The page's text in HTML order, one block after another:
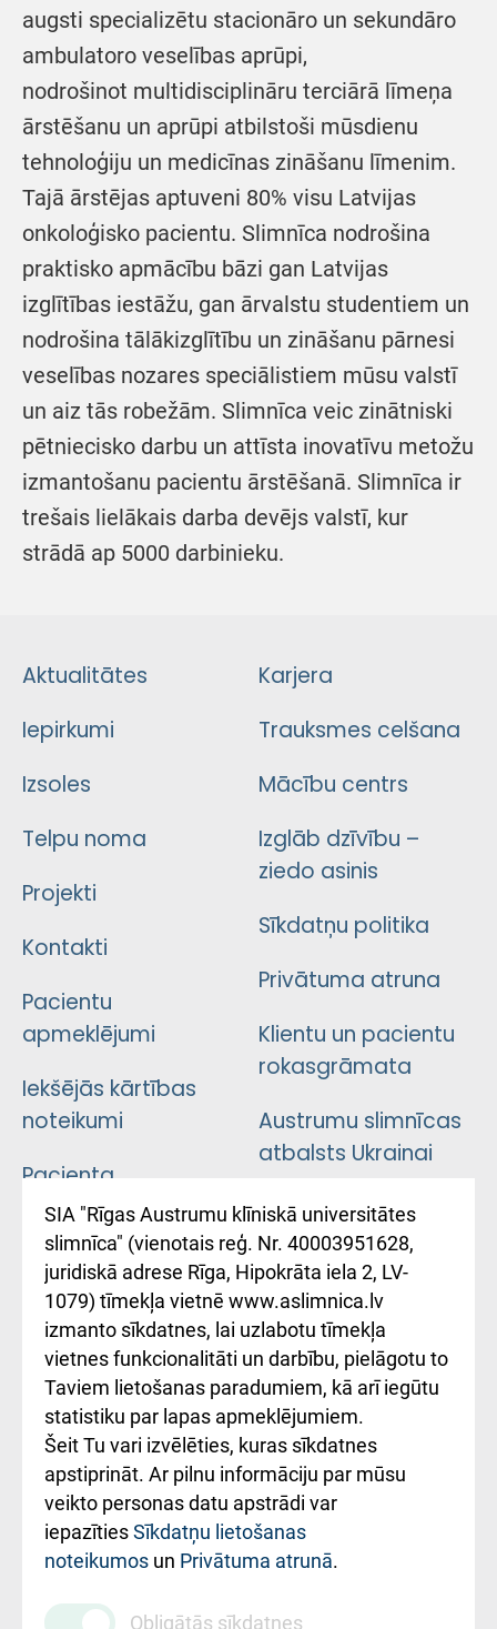
augsti specializētu stacionāro un sekundāro
ambulatoro veselības aprūpi,
nodrošinot multidisciplināru terciārā līmeņa
ārstēšanu un aprūpi atbilstoši mūsdienu
tehnoloģiju un medicīnas zināšanu līmenim.
Tajā ārstējas aptuveni 80% visu Latvijas
onkoloģisko pacientu. Slimnīca nodrošina
praktisko apmācību bāzi gan Latvijas
izglītības iestāžu, gan ārvalstu studentiem un
nodrošina tālākizglītību un zināšanu pārnesi
veselības nozares speciālistiem mūsu valstī
un aiz tās robežām. Slimnīca veic zinātniski
pētniecisko darbu un attīsta inovatīvu metožu
izmantošanu pacientu ārstēšanā. Slimnīca ir
trešais lielākais darba devējs valstī, kur
strādā ap 5000 darbinieku.
Aktualitātes
Iepirkumi
Izsoles
Telpu noma
Projekti
Kontakti
Pacientu
apmeklējumi
Iekšējās kārtības
noteikumi
Pacienta
atsauksmju/sūdzību
iesniegšanas
kārtība
Kā pie mums nokļūt
Rēķinu apmaksas
ceļvedis
Rekvizīti un
ārstniecības
iestādes kods
010000234
Maksas
Karjera
Trauksmes celšana
Mācību centrs
Izglāb dzīvību –
ziedo asinis
Sīkdatņu politika
Privātuma atruna
Klientu un pacientu
rokasgrāmata
Austrumu slimnīcas
atbalsts Ukrainai
Підтримка Східної
лікарні та співпраця з
Україною
SIA "Rīgas Austrumu klīniskā universitātes
slimnīca" (vienotais reģ. Nr. 40003951628,
juridiskā adrese Rīga, Hipokrāta iela 2, LV-
1079) tīmekļa vietnē www.aslimnica.lv
izmanto sīkdatnes, lai uzlabotu tīmekļa
vietnes funkcionalitāti un darbību, pielāgotu to
Taviem lietošanas paradumiem, kā arī iegūtu
statistiku par lapas apmeklējumiem.
Šeit Tu vari izvēlēties, kuras sīkdatnes
apstiprināt. Ar pilnu informāciju par mūsu
veikto personas datu apstrādi var
iepazītiesSīkdatņu lietošanas
noteikumos un Privātuma atrunā.
Obligātās sīkdatnes